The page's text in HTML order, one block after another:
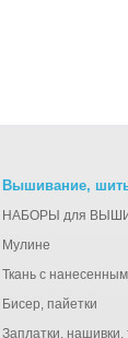
Вышивание,
НАБОРЫ для
Мулине
Ткань с
Бисер, пайетки
Заплатки,